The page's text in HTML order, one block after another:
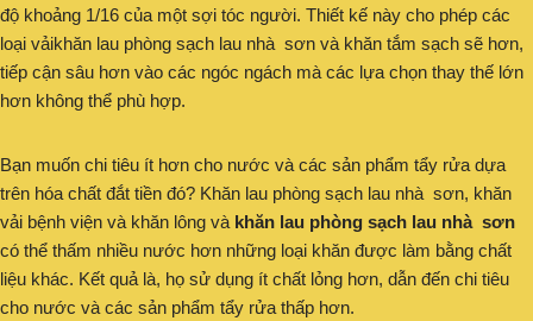
độ khoảng 1/16 của một sợi tóc người. Thiết kế này cho phép các
loại vảikhăn lau phòng sạch lau nhà sơn và khăn tắm sạch sẽ hơn,
tiếp cận sâu hơn vào các ngóc ngách mà các lựa chọn thay thế lớn
hơn không thể phù hợp.
Bạn muốn chi tiêu ít hơn cho nước và các sản phẩm tẩy rửa dựa
trên hóa chất đắt tiền đó? Khăn lau phòng sạch lau nhà sơn, khăn
vải bệnh viện và khăn lông và khăn lau phòng sạch lau nhà sơn
có thể thấm nhiều nước hơn những loại khăn được làm bằng chất
liệu khác. Kết quả là, họ sử dụng ít chất lỏng hơn, dẫn đến chi tiêu
cho nước và các sản phẩm tẩy rửa thấp hơn.